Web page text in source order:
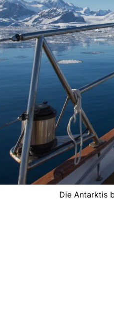
Die Antarktis